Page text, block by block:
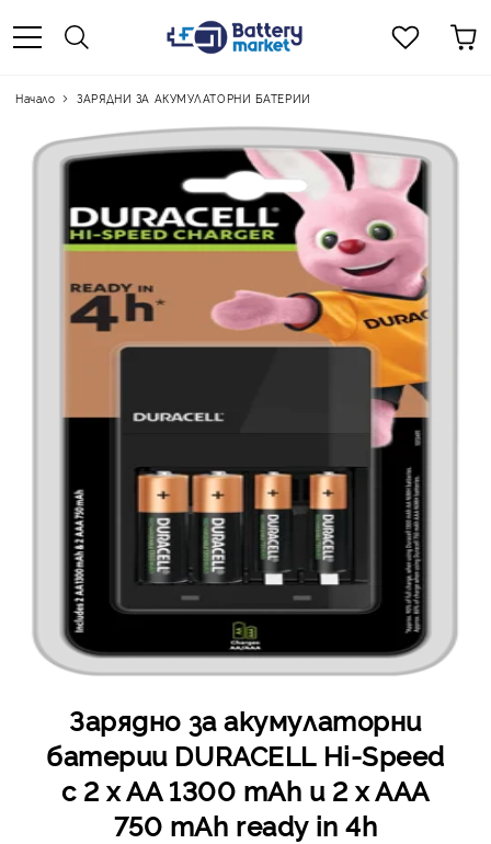
Начало ЗАРЯДНИ ЗА АКУМУЛАТОРНИ БАТЕРИИ
Зарядно за акумулаторни
батерии DURACELL Hi-Speed
с 2 x AA 1300 mAh и 2 x AAA
750 mAh ready in 4h